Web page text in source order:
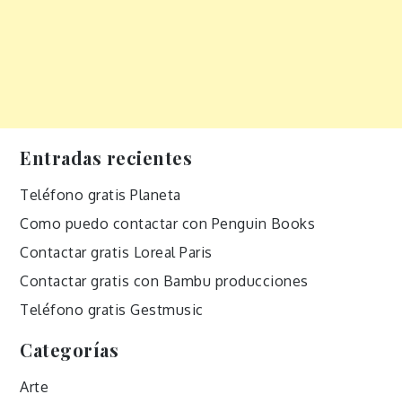
Entradas recientes
Teléfono gratis Planeta
Como puedo contactar con Penguin Books
Contactar gratis Loreal Paris
Contactar gratis con Bambu producciones
Teléfono gratis Gestmusic
Categorías
Arte